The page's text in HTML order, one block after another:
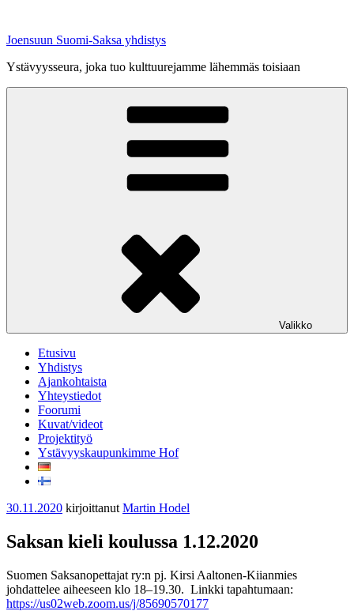
Joensuun Suomi-Saksa yhdistys
Ystävyysseura, joka tuo kulttuurejamme lähemmäs toisiaan
Valikko
Etusivu
Yhdistys
Ajankohtaista
Yhteystiedot
Foorumi
Kuvat/videot
Projektityö
Ystävyyskaupunkimme Hof
Julkaistu
30.11.2020 kirjoittanut Martin Hodel
Saksan kieli koulussa 1.12.2020
Suomen Saksanopettajat ry:n pj. Kirsi Aaltonen-Kiianmies
johdattelee aiheeseen klo 18–19.30. Linkki tapahtumaan:
https://us02web.zoom.us/j/85690570177